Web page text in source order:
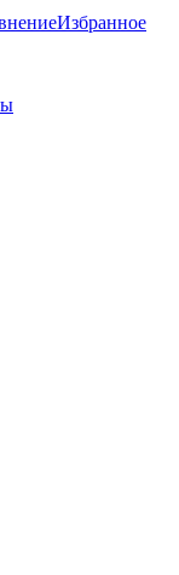
Избранное